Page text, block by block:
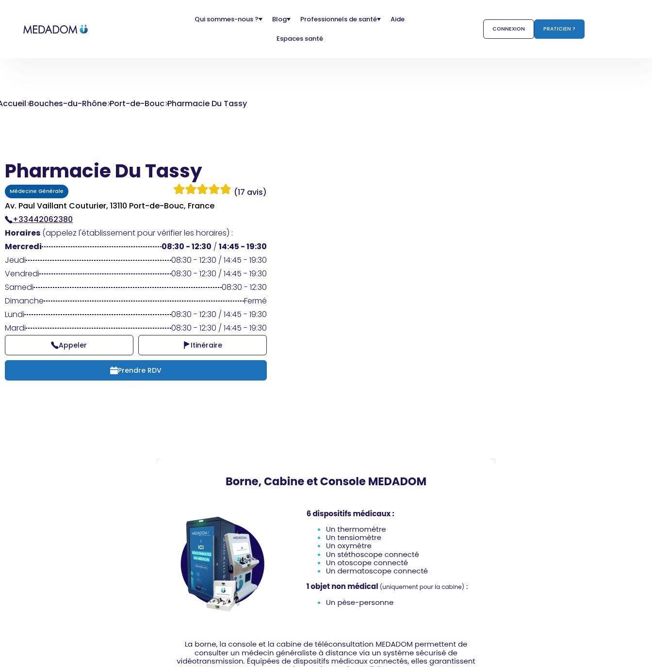
Qui sommes-nous ? Blog Professionnels de santé Aide
Espaces santé
CONNEXION PRATICIEN ?
Bouches-du-Rhône Port-de-Bouc Pharmacie Du Tassy
Pharmacie Du Tassy
Médecine Générale
(17 avis)
Av. Paul Vaillant Couturier, 13110 Port-de-Bouc, France
+33442062380
Horaires (appelez l'établissement pour vérifier les horaires) :
Mercredi
08:30 - 12:30 / 14:45 - 19:30
Jeudi
08:30 - 12:30 / 14:45 - 19:30
Vendredi
08:30 - 12:30 / 14:45 - 19:30
Samedi
08:30 - 12:30
Dimanche
Fermé
Lundi
08:30 - 12:30 / 14:45 - 19:30
Mardi
08:30 - 12:30 / 14:45 - 19:30
Appeler Itinéraire
Prendre RDV